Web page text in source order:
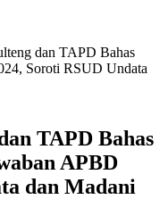
dan TAPD Bahas
Soroti RSUD Undata
TAPD Bahas
APBD
dan Madani